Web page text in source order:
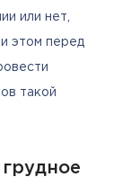
или нет,
этом перед
такой